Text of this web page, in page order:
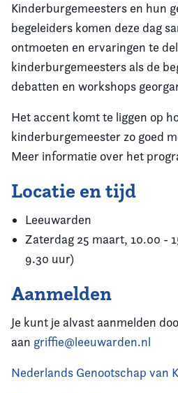
Vereniging
Contact
Kinderburgemeesters en hun
begeleiders komen deze dag
ontmoeten en ervaringen te
kinderburgemeesters als de
debatten en workshops
Het accent komt te liggen op
kinderburgemeester zo goed
Meer informatie over het
Locatie en tijd
Leeuwarden
Zaterdag 25 maart, 10.00 -
9.30 uur)
Aanmelden
Je kunt je alvast aanmelden
aan griffie@leeuwarden.nl
Nederlands Genootschap van